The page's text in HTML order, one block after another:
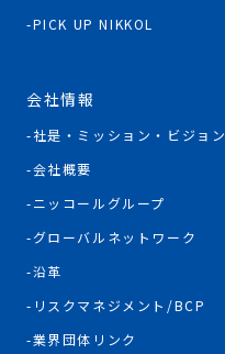
PICK UP NIKKOL
会社情報
社是・ミッション・ビジョン
会社概要
ニッコールグループ
グローバルネットワーク
沿革
リスクマネジメント/BCP
業界団体リンク